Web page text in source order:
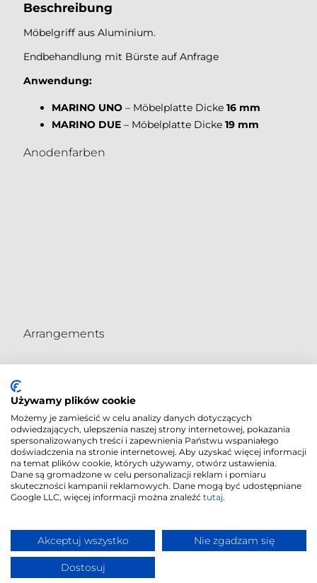
Beschreibung
Möbelgriff aus Aluminium.
Endbehandlung mit Bürste auf Anfrage
Anwendung:
MARINO UNO – Möbelplatte Dicke16 mm
MARINO DUE – Möbelplatte Dicke19 mm
Anodenfarben
Arrangements
Cookies Policy|
© 2018
Proadax
Używamy plików cookie
Możemy je zamieścić w celu analizy danych dotyczących
odwiedzających, ulepszenia naszej strony internetowej, pokazania
spersonalizowanych treści i zapewnienia Państwu wspaniałego
doświadczenia na stronie internetowej. Aby uzyskać więcej informacji
na temat plików cookie, których używamy, otwórz ustawienia.
Dane są gromadzone w celu personalizacji reklam i pomiaru
skuteczności kampanii reklamowych. Dane mogą być udostępniane
Google LLC, więcej informacji można znaleźć tutaj.
Akceptuj wszystko Nie zgadzam się
Dostosuj